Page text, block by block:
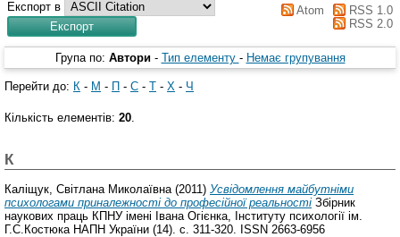
Експорт в
Atom
RSS 1.0
RSS 2.0
Група по: Автори- Тип елементу - Немає групування
Перейти до: К - М - П - С - Т - Х - Ч
Кількість елементів: 20.
К
Каліщук, Світлана Миколаївна (2011) Усвідомлення майбутніми
психологами приналежності до професійної реальності Збірник
наукових праць КПНУ імені Івана Огієнка, Інституту психології ім.
Г.С.Костюка НАПН України (14). с. 311-320. ISSN 2663-6956